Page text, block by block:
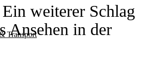
Transport
weiterer Schlag
Ansehen in der